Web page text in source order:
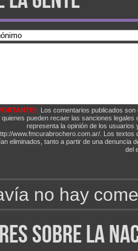
Los comentarios publicados
quienes pueden recaer las sanciones
representa la opinión de los
www.fmcurabrochero.com.ar/. Los textos
eliminados, tanto a partir de una denuncia
del
no hay
sobre la